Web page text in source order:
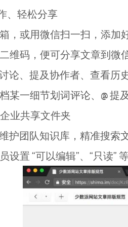
、轻松分享
，或用微信扫一扫，添加
维码，便可分享文章到微
论、提及协作者、查看历
某一细节划词评论、@ 提
业共享文件夹
护团队知识库，精准搜索
设置 “可以编辑”、“只读”